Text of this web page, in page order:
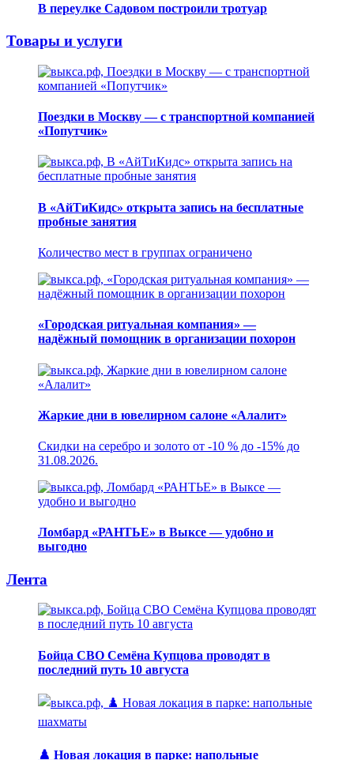
В переулке Садовом построили тротуар
Товары и услуги
Поездки в Москву — с транспортной компанией
«Попутчик»
В «АйТиКидс» открыта запись на бесплатные
пробные занятия
Количество мест в группах ограничено
«Городская ритуальная компания» —
надёжный помощник в организации похорон
Жаркие дни в ювелирном салоне «Алалит»
Скидки на серебро и золото от -10 % до -15% до
31.08.2026.
Ломбард «РАНТЬЕ» в Выксе — удобно и
выгодно
Лента
Бойца СВО Семёна Купцова проводят в
последний путь 10 августа
♟️ Новая локация в парке: напольные